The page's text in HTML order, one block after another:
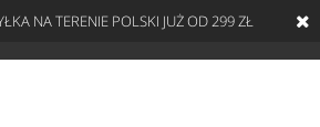
NA TERENIE POLSKI JUŻ OD 299 ZŁ